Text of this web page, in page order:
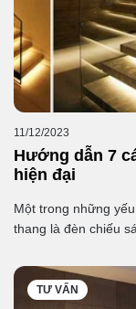
11/12/2023
Hướng dẫn 7
hiện đại
Một trong những
thang là đèn chiếu
TƯ VẤN